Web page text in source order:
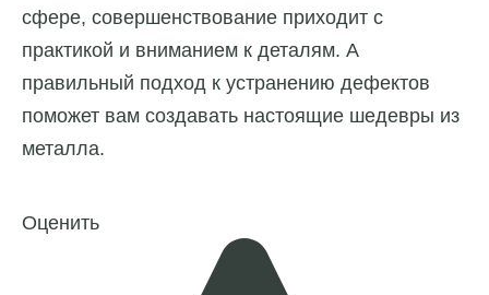
сфере, совершенствование приходит с
практикой и вниманием к деталям. А
правильный подход к устранению дефектов
поможет вам создавать настоящие шедевры из
металла.
Оценить